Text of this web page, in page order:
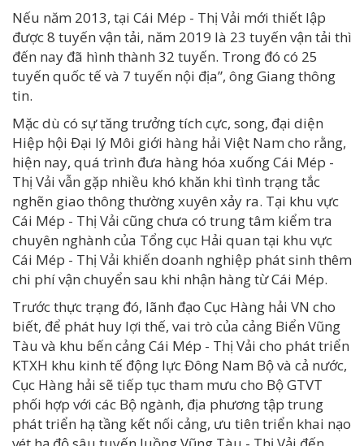
Nếu năm 2013, tại Cái Mép - Thị Vải mới thiết lập
được 8 tuyến vận tải, năm 2019 là 23 tuyến vận tải thì
đến nay đã hình thành 32 tuyến. Trong đó có 25
tuyến quốc tế và 7 tuyến nội địa”, ông Giang thông
tin.
Mặc dù có sự tăng trưởng tích cực, song, đại diện
Hiệp hội Đại lý Môi giới hàng hải Việt Nam cho rằng,
hiện nay, quá trình đưa hàng hóa xuống Cái Mép -
Thị Vải vẫn gặp nhiều khó khăn khi tình trạng tắc
nghẽn giao thông thường xuyên xảy ra. Tại khu vực
Cái Mép - Thị Vải cũng chưa có trung tâm kiểm tra
chuyên nghành của Tổng cục Hải quan tại khu vực
Cái Mép - Thị Vải khiến doanh nghiệp phát sinh thêm
chi phí vận chuyển sau khi nhận hàng từ Cái Mép.
Trước thực trạng đó, lãnh đạo Cục Hàng hải VN cho
biết, để phát huy lợi thế, vai trò của cảng Biển Vũng
Tàu và khu bến cảng Cái Mép - Thị Vải cho phát triển
KTXH khu kinh tế động lực Đông Nam Bộ và cả nước,
Cục Hàng hải sẽ tiếp tục tham mưu cho Bộ GTVT
phối hợp với các Bộ ngành, địa phương tập trung
phát triển hạ tầng kết nối cảng, ưu tiên triển khai nạo